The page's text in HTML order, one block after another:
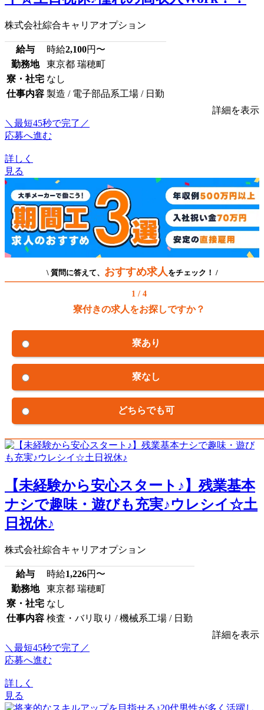
株式会社綜合キャリアオプション
給与 時給2,100円〜
勤務地
東京都 瑞穂町
寮・社宅 なし
仕事内容 製造 / 電子部品系工場 / 日勤
詳細を表示
＼最短45秒で完了／
応募へ進む
詳しく
見る
\ 質問に答えて、 おすすめ求人 をチェック！ /
1 / 4
寮付きの求人をお探しですか？
寮あり
寮なし
どちらでも可
【未経験から安心スタート♪】残業基本
ナシで趣味・遊びも充実♪ウレシイ☆土
日祝休♪
株式会社綜合キャリアオプション
給与 時給1,226円〜
勤務地
東京都 瑞穂町
寮・社宅 なし
仕事内容 検査・バリ取り / 機械系工場 / 日勤
詳細を表示
＼最短45秒で完了／
応募へ進む
詳しく
見る